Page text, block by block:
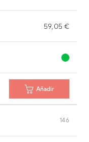
59,05 €
Añadir
146